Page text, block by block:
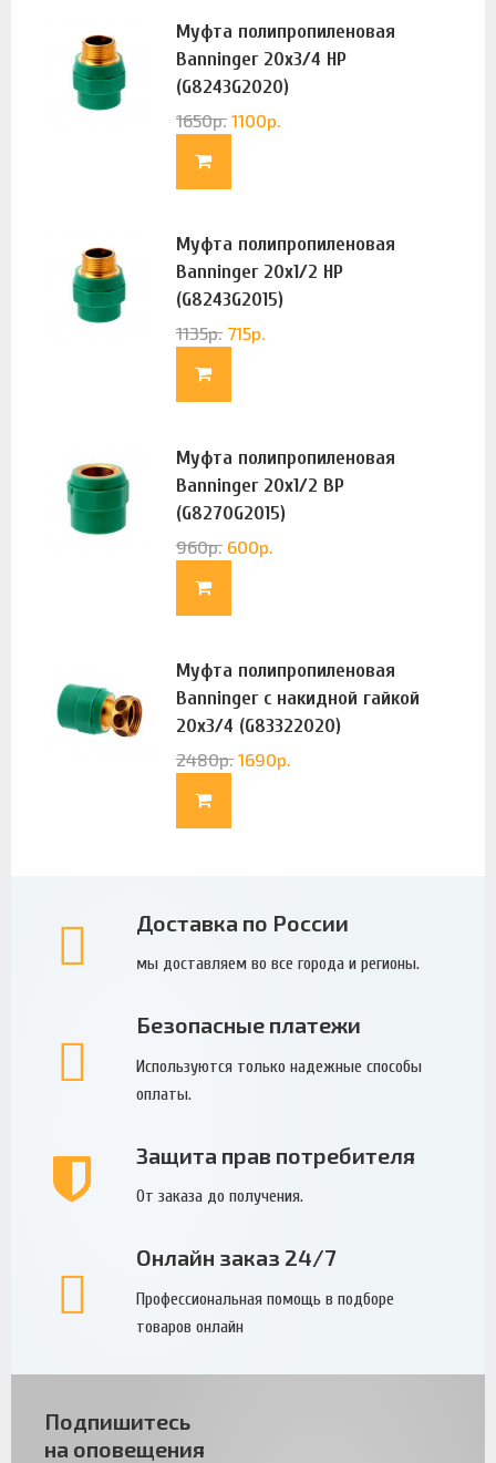
Муфта полипропиленовая
Banninger 20х3/4 НР
(G8243G2020)
1650р. 1100р.
Муфта полипропиленовая
Banninger 20х1/2 НР
(G8243G2015)
1135р. 715р.
Муфта полипропиленовая
Banninger 20х1/2 ВР
(G8270G2015)
960р. 600р.
Муфта полипропиленовая
Banninger с накидной гайкой
20х3/4 (G83322020)
2480р. 1690р.
Доставка по России
мы доставляем во все города и регионы.
Безопасные платежи
Используются только надежные способы
оплаты.
Защита прав потребителя
От заказа до получения.
Онлайн заказ 24/7
Профессиональная помощь в подборе
товаров онлайн
Подпишитесь
на оповещения